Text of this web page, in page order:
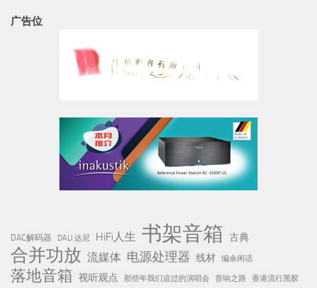
广告位
DAC解码器 DALI 达尼 HiFi人生 书架音箱 古典
合并功放 流媒体 电源处理器 线材 编余闲话
落地音箱 视听观点 那些年我们追过的演唱会 音响之路 香港流行黑胶